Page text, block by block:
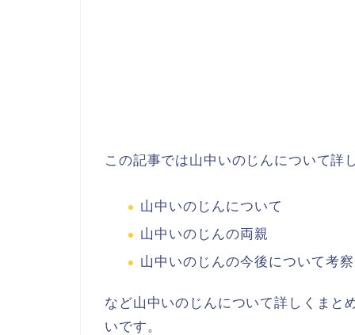
この記事では山中いのじんについて詳
山中いのじんについて
山中いのじんの両親
山中いのじんの今後について考察
など山中いのじんについて詳しくまと
いです。